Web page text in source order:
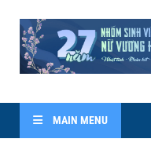
MAIN MENU